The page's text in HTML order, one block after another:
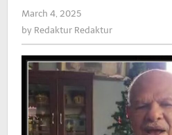
March 4, 2025
Redaktur
by Redaktur Redaktur